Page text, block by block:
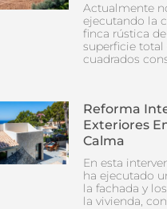
Actualmente
ejecutando la
finca rústica
superficie total
cuadrados
Reforma
Exteriores
Calma
En esta
ha ejecutado
la fachada y
la vivienda,